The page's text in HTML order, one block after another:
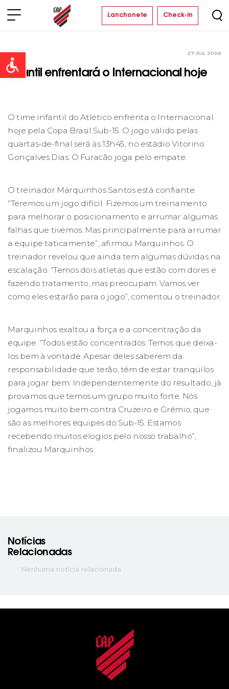
Open toolbar
Lanchonete Check-in
27 JUL 2006
Infantil enfrentará o Internacional hoje
O time infantil do Atlético enfrenta o Internacional
hoje pela Copa Brasil Sub-15. O jogo válido pelas
quartas-de-final será às 13h45, no estádio Vitorino
Gonçalves Dias. O Furacão joga pelo empate.
O treinador Marquinhos Santos está confiante.
“Teremos um jogo difícil. Fizemos um treinamento
para melhorar o posicionamento e arrumar algumas
falhas que tivemos. Mas principalmente para arrumar
a equipe taticamente”, afirmou Marquinhos. O
treinador revelou que ainda tem algumas dúvidas na
escalação. “Temos dois atletas que estão com dores e
fazendo tratamento, mas preocupam. Vamos ver
como eles estarão para o jogo”, comentou o treinador.
Marquinhos exaltou a força e a concentração da
equipe. “Todos estão concentrados. Temos que deixa-
los bem à vontade. Apesar deles saberem da
responsabilidade que terão, têm de estar tranqüilos
para jogar bem. Independentemente do resultado, já
provamos que temos um grupo muito forte. Nós
jogamos muito bem contra Cruzeiro e Grêmio, que
são as melhores equipes do Sub-15. Estamos
recebendo muitos elogios pelo nosso trabalho”,
finalizou Marquinhos.
Notícias
Relacionadas
Nenhuma notícia relacionada